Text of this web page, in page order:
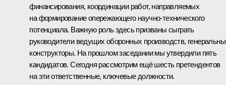
финансирования, координации работ, направляемых
на формирование опережающего научно-технического
потенциала. Важную роль здесь призваны сыграть
руководители ведущих оборонных производств,
конструкторы. На прошлом заседании мы утвердили пять
кандидатов. Сегодня рассмотрим ещё шесть претендентов
на эти ответственные, ключевые должности.